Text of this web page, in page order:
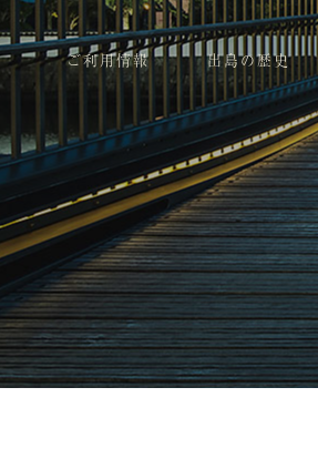
ご利用情報 出島の歴史